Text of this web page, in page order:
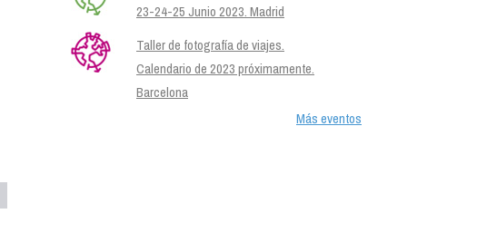
23-24-25 Junio 2023. Madrid
Taller de fotografía de viajes.
Calendario de 2023 próximamente.
Barcelona
Más eventos